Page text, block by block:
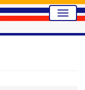
Toggle